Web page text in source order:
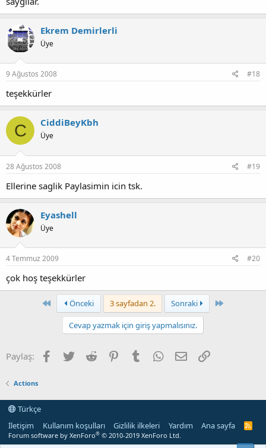
Ekrem Demirlerli
Üye
9 Ağustos 2008 #18
teşekkürler
C CiddiBeyKbh
Üye
28 Ağustos 2008 #19
Ellerine saglik Paylasimin icin tsk.
Eyashell
Üye
4 Temmuz 2009 #20
çok hoş teşekkürler
First Önceki 3 sayfadan 2. Sonraki Last
Cevap yazmak için giriş yapmalısınız.
Paylaş: Facebook
TwitterReddit PinterestTumblrWhatsApp
E-postaLink
Actions
Türkçe
İletişim
Kullanım koşulları Gizlilik ilkeleri Yardım Ana sayfa
R
S
Forum software by XenForo® © 2010-2019 XenForo Ltd.